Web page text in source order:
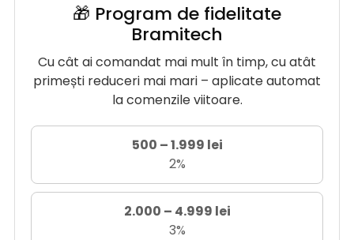
🎁 Program de fidelitate
Bramitech
Cu cât ai comandat mai mult în timp, cu atât
primești reduceri mai mari – aplicate automat
la comenzile viitoare.
500 – 1.999 lei
2%
2.000 – 4.999 lei
3%